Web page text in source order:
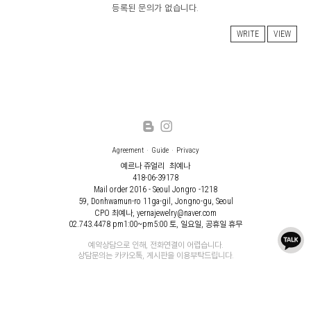
등록된 문의가 없습니다.
WRITE VIEW
Agreement Guide Privacy
예르나 쥬얼리 최예나
418-06-39178
Mail order 2016 - Seoul Jongro -1218
59, Donhwamun-ro 11ga-gil, Jongno-gu, Seoul
CPO 최예나, yernajewelry@naver.com
02.743.4478 pm1:00~pm5:00 토, 일요일, 공휴일 휴무
예약상담으로 인해, 전화연결이 어렵습니다.
상담문의는 카카오톡, 게시판을 이용부탁드립니다.